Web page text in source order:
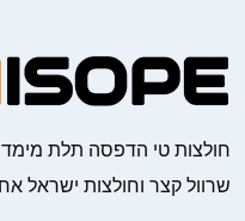
חולצות טי הדפסה תלת מימד
שרוול קצר וחולצות ישראל